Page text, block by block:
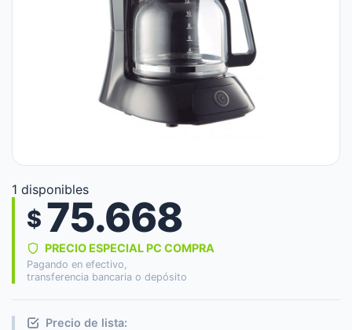
1 disponibles
$ 75.668
PRECIO ESPECIAL PC COMPRA
Pagando en efectivo,
transferencia bancaria o depósito
Precio de lista: